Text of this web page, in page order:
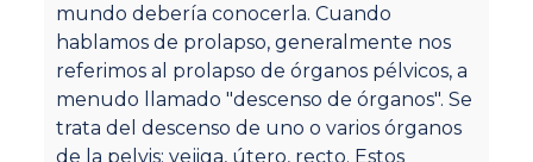
mundo debería conocerla. Cuando
hablamos de prolapso, generalmente nos
referimos al prolapso de órganos pélvicos, a
menudo llamado "descenso de órganos". Se
trata del descenso de uno o varios órganos
de la pelvis: vejiga, útero, recto. Estos